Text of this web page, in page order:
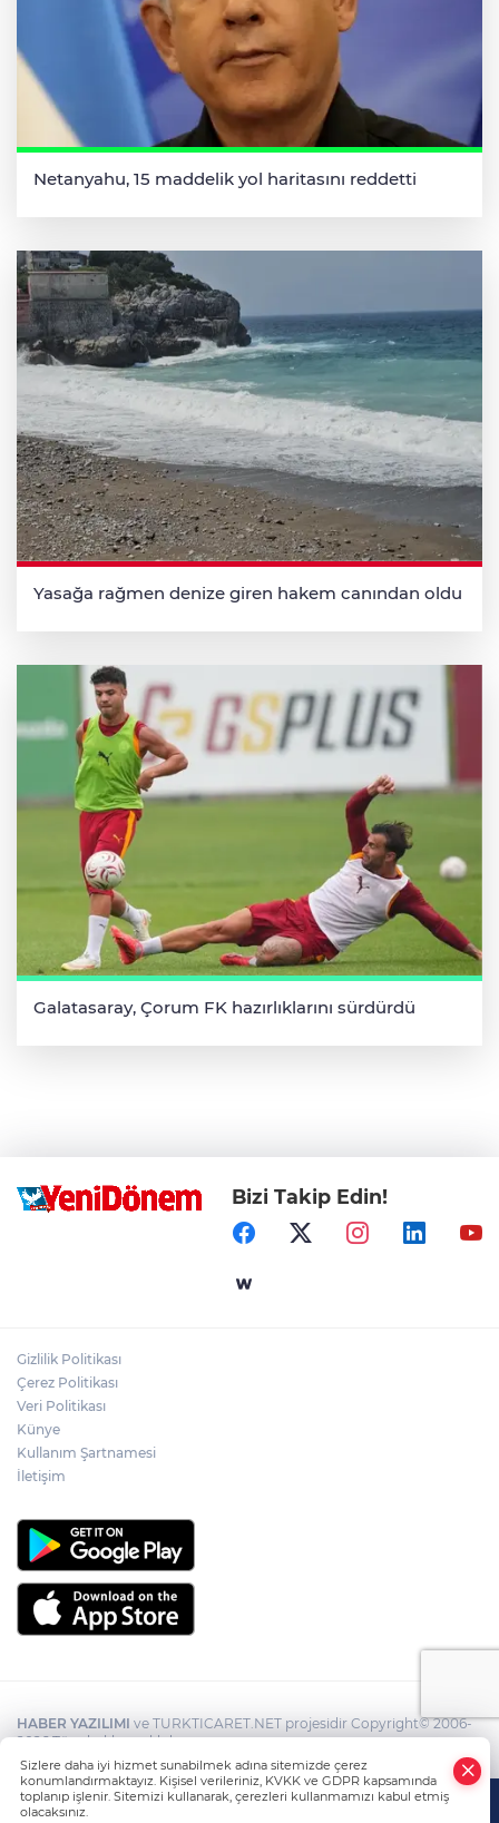
Netanyahu, 15 maddelik yol haritasını reddetti
Yasağa rağmen denize giren hakem canından oldu
Galatasaray, Çorum FK hazırlıklarını sürdürdü
Bizi Takip Edin!
Gizlilik Politikası
Çerez Politikası
Veri Politikası
Künye
Kullanım Şartnamesi
İletişim
HABER YAZILIMI ve TURKTICARET.NET projesidir Copyright© 2006-
2026 Tüm hakları saklıdır.
Sizlere daha iyi hizmet sunabilmek adına sitemizde çerez
konumlandırmaktayız. Kişisel verileriniz, KVKK ve GDPR kapsamında
toplanıp işlenir. Sitemizi kullanarak, çerezleri kullanmamızı kabul etmiş
olacaksınız.